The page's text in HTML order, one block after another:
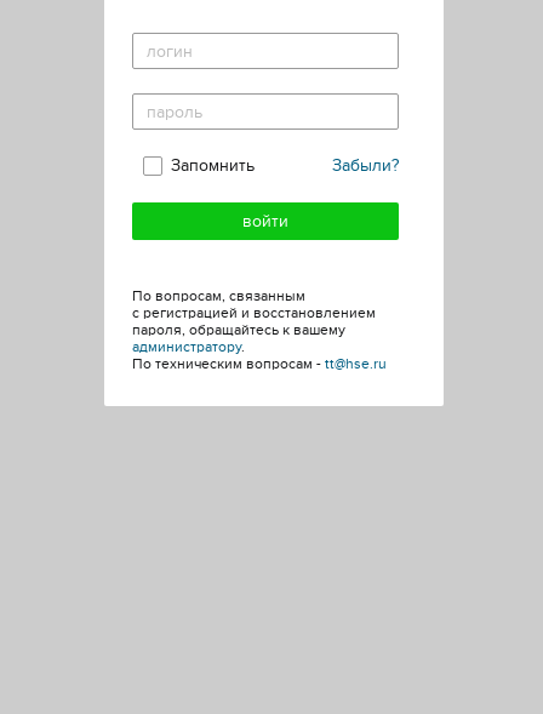
Забыли?
Запомнить
По вопросам, связанным
с регистрацией и восстановлением
пароля, обращайтесь к вашему
администратору.
По техническим вопросам - tt@hse.ru